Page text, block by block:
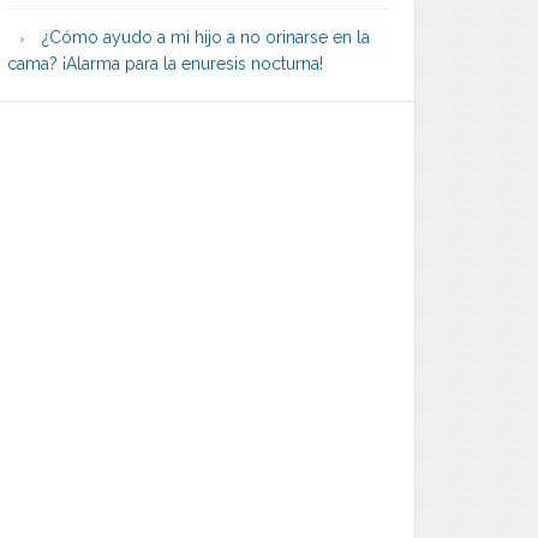
¿Cómo ayudo a mi hijo a no orinarse en la
cama? ¡Alarma para la enuresis nocturna!